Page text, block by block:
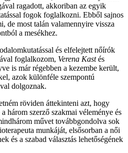
ragadott, akkoriban az egyik
fogok foglalkozni. Ebből sajnos
de most talán valamennyire vissza
a mesékhez.
és elfelejtett nőírók
foglalkozom, Verena Kastés
is már régebben a kezembe került,
azok különféle szempontú
dolgoznak.
röviden áttekinteni azt, hogy
három szerző szakmai véleménye és
művet továbbgondolva sok
munkáját, elsősorban a női
és a szabad választás lehetőségének